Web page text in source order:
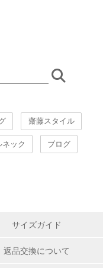
齋藤スタイル
ネック ブログ
サイズガイド
返品交換について